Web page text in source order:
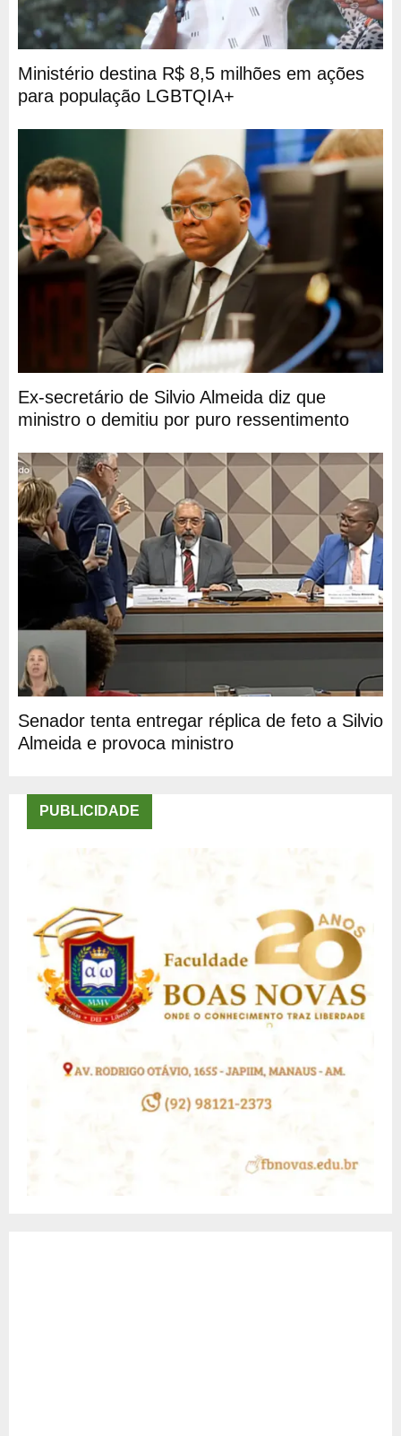
Ministério destina R$ 8,5 milhões em ações
para população LGBTQIA+
Ex-secretário de Silvio Almeida diz que
ministro o demitiu por puro ressentimento
Senador tenta entregar réplica de feto a Silvio
Almeida e provoca ministro
PUBLICIDADE